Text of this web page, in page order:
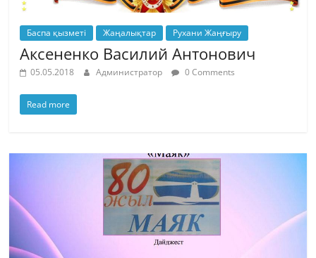
Баспа қызметі Жаңалықтар Рухани Жаңғыру
Аксененко Василий Антонович
05.05.2018 Администратор 0 Comments
Read more